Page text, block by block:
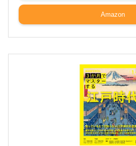
Amazon